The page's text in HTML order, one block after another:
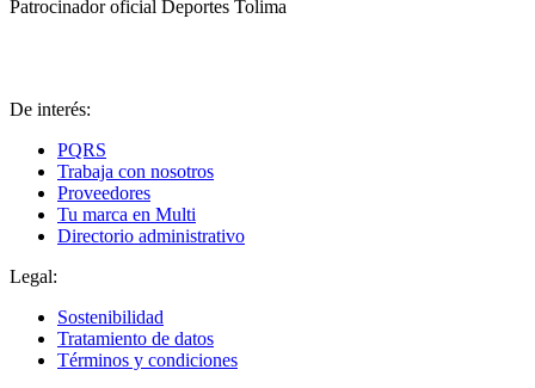
Patrocinador oficial Deportes Tolima
De interés:
PQRS
Trabaja con nosotros
Proveedores
Tu marca en Multi
Directorio administrativo
Legal:
Sostenibilidad
Tratamiento de datos
Términos y condiciones